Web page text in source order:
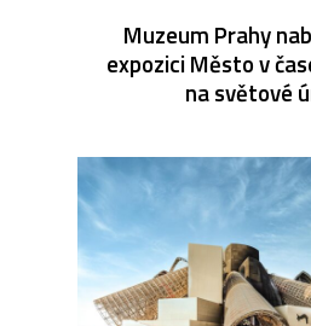
Muzeum Prahy
expozici Město v
na světové